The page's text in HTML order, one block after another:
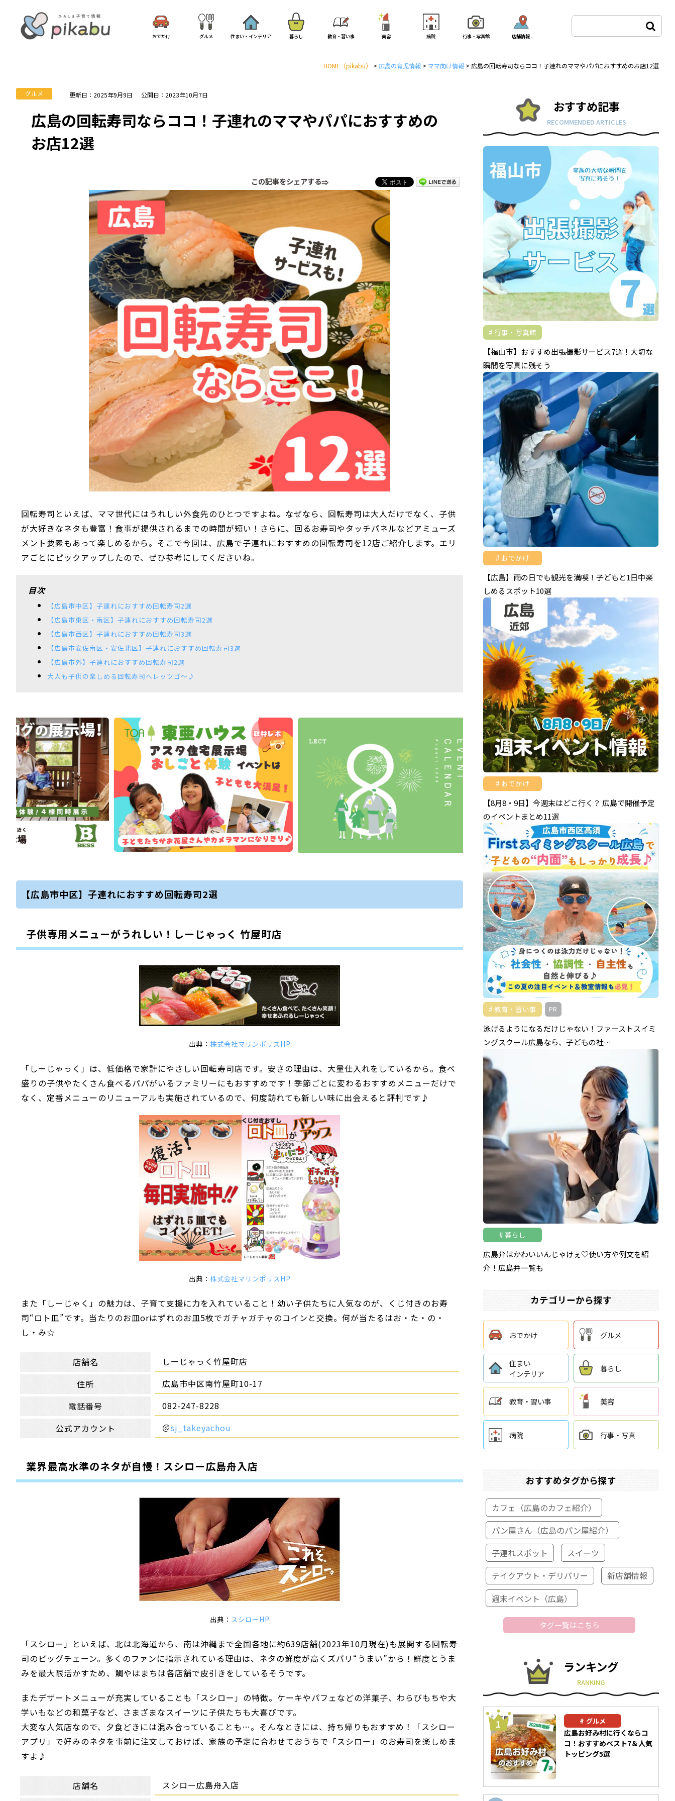
おでかけ グルメ 住まい・インテリア 暮らし 教育・習い事 美容 病院 行事・写真館 店舗情報
HOME （pikabu） > 広島の育児情報 > ママ向け情報 > 広島の回転寿司ならココ！子連れのママやパパにおすすめのお店12選
グルメ 更新日：2025年9月9日 公開日：2023年10月7日
広島の回転寿司ならココ！子連れのママやパパにおすすめの
お店12選
この記事をシェアする
回転寿司といえば、ママ世代にはうれしい外食先のひとつですよね。なぜなら、回転寿司は大人だけでなく、子供
が大好きなネタも豊富！食事が提供されるまでの時間が短い！さらに、回るお寿司やタッチパネルなどアミューズ
メント要素もあって楽しめるから。そこで今回は、広島で子連れにおすすめの回転寿司を12店ご紹介します。エリ
アごとにピックアップしたので、ぜひ参考にしてくださいね。
目次
【広島市中区】子連れにおすすめ回転寿司2選
【広島市東区・南区】子連れにおすすめ回転寿司2選
【広島市西区】子連れにおすすめ回転寿司3選
【広島市安佐南区・安佐北区】子連れにおすすめ回転寿司3選
【広島市外】子連れにおすすめ回転寿司2選
大人も子供の楽しめる回転寿司へレッツゴ～♪
【広島市中区】子連れにおすすめ回転寿司2選
子供専用メニューがうれしい！しーじゃっく 竹屋町店
出典： 株式会社マリンポリスHP
「しーじゃっく」は、低価格で家計にやさしい回転寿司店です。安さの理由は、大量仕入れをしているから。食べ
盛りの子供やたくさん食べるパパがいるファミリーにもおすすめです！季節ごとに変わるおすすめメニューだけで
なく、定番メニューのリニューアルも実施されているので、何度訪れても新しい味に出会えると評判です♪
出典： 株式会社マリンポリスHP
また「しーじゃく」の魅力は、子育て支援に力を入れていること！幼い子供たちに人気なのが、くじ付きのお寿
司“ロト皿”です。当たりのお皿orはずれのお皿5枚でガチャガチャのコインと交換。何が当たるはお・た・の・
し・み☆
店舗名
しーじゃっく竹屋町店
住所
広島市中区南竹屋町10-17
電話番号
082-247-8228
公式アカウント
＠sj_takeyachou
業界最高水準のネタが自慢！スシロー広島舟入店
出典： スシローHP
「スシロー」といえば、北は北海道から、南は沖縄まで全国各地に約639店舗(2023年10月現在)も展開する回転寿
司のビッグチェーン。多くのファンに指示されている理由は、ネタの鮮度が高くズバリ“うまい”から！鮮度とうま
みを最大限活かすため、鯛やはまちは各店舗で皮引きをしているそうです。
またデザートメニューが充実していることも「スシロー」の特徴。ケーキやパフェなどの洋菓子、わらびもちや大
学いもなどの和菓子など、さまざまなスイーツに子供たちも大喜びです。
大変な人気店なので、夕食どきには混み合っていることも…。そんなときには、持ち帰りもおすすめ！「スシロー
アプリ」で好みのネタを事前に注文しておけば、家族の予定に合わせておうちで「スシロー」のお寿司を楽しめま
すよ♪
店舗名
スシロー広島舟入店
おすすめ記事
RECOMMENDED ARTICLES
行事・写真館
【福山市】おすすめ出張撮影サービス7選！大切な
瞬間を写真に残そう
おでかけ
【広島】雨の日でも観光を満喫！子どもと1日中楽
しめるスポット10選
おでかけ
【8月8・9日】今週末はどこ行く？ 広島で開催予定
のイベントまとめ11選
教育・習い事 PR
泳げるようになるだけじゃない！ファーストスイミ
ングスクール広島なら、子どもの社…
暮らし
広島弁はかわいいんじゃけぇ♡使い方や例文を紹
介！広島弁一覧も
カテゴリーから探す
おでかけ グルメ
住まい
インテリア
暮らし
教育・習い事 美容
病院 行事・写真
おすすめタグから探す
カフェ（広島のカフェ紹介）
パン屋さん（広島のパン屋紹介）
子連れスポット
スイーツ
テイクアウト・デリバリー
新店舗情報
週末イベント（広島）
タグ一覧はこちら
ランキング
RANKING
グルメ
広島お好み村に行くならコ
コ！おすすめベスト7＆人気
トッピング5選